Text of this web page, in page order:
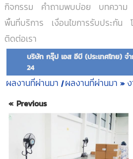
กิจกรรม
คำถามพบบ่อย บทความ
พื้นที่บริการ
เงื่อนไขการรับประกัน
ติดต่อเรา
บริษัท กรุ๊ป เอส อีบี (ประเทศไทย) จ
24
ผลงานที่ผ่านมา | ผลงานที่ผ่านมา »
« Previous